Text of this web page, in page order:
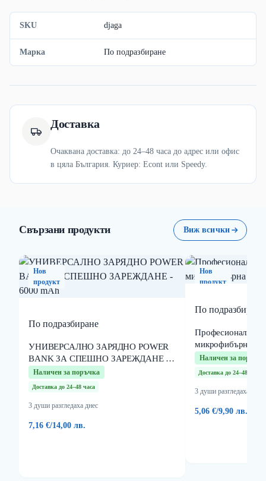
SKU djaga
Марка По подразбиране
Доставка
Очаквана доставка: до 24–48 часа до адрес или офис
в цяла България. Куриер: Econt или Speedy.
Свързани продукти Виж всички
Нов
продукт
По подразбиране
УНИВЕРСАЛНО ЗАРЯДНО POWER
BANK ЗА СПЕШНО ЗАРЕЖДАНЕ -
6000 mAh
Наличен за поръчка
Доставка до 24–48 часа
3 души разгледаха днес
7,16 €/14,00 лв.
Нов
продукт
По подразбиране
Професионална
микрофибърна
Наличен за поръчка
Доставка до 24–48 часа
3 души разгледаха днес
5,06 €/9,90 лв.